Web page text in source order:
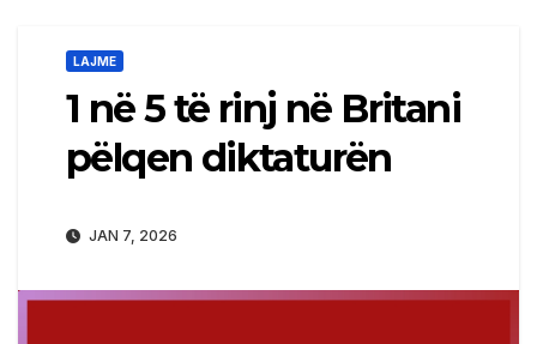
LAJME
1 në 5 të rinj në Britani
pëlqen diktaturën
JAN 7, 2026